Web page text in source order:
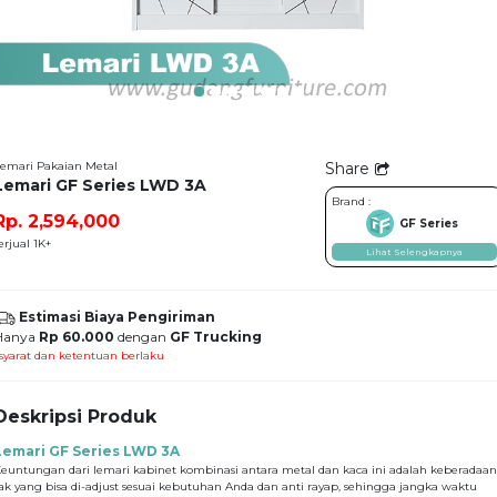
Pakaian Metal
GF Series LWD 3A
2,594,000
1K+
Share
Brand :
GF Series
Lihat Selengkapnya
Estimasi Biaya Pengiriman
Rp 60.000 dengan GF Trucking
dan ketentuan berlaku
Produk
GF Series LWD 3A
dari lemari kabinet kombinasi antara metal dan kaca ini adalah keberadaan
yang bisa di-adjust sesuai kebutuhan Anda dan anti rayap, sehingga jangka waktu